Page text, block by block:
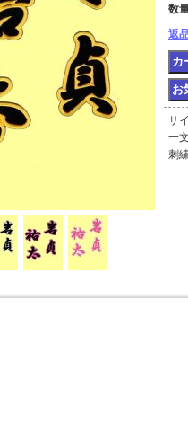
数
返
サ
一
刺